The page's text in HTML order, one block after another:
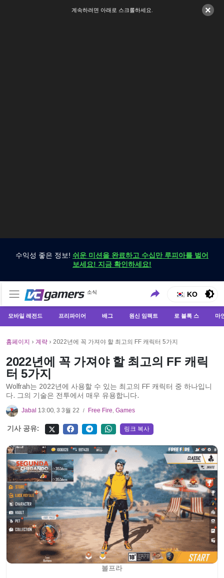
×
계속하려면 아래로 스크롤하세요.
수익성 좋은 정보! 쉬운 미션을 완료하고 수십만 루피아를 벌어
보세요! 지금 확인하세요!
VCGamers 뉴스
소식
VCGamers에서만 최신 게임 뉴스 받기
KO
모바일 레전드 프리파이어 배그 원신 임팩트 로 블록 스 마
홈페이지 › 계략 › 2022년에 꼭 가져야 할 최고의 FF 캐릭터 5가지
2022년에 꼭 가져야 할 최고의 FF 캐릭
터 5가지
Wolfrah는 2022년에 사용할 수 있는 최고의 FF 캐릭터 중 하나입니
다. 그의 기술은 전투에서 매우 유용합니다.
Jabal 13:00, 3 3월 22 / Free Fire, Games
기사 공유: 링크 복사
볼프라